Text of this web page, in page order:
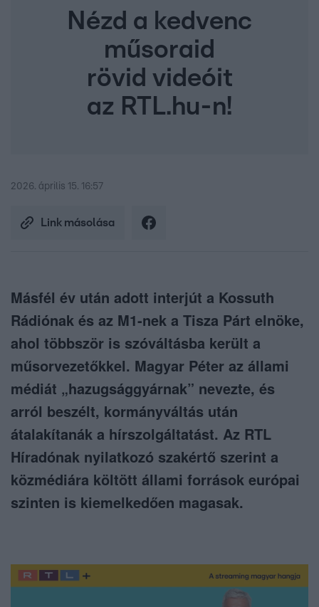
Nézd a kedvenc
műsoraid
rövid videóit
az RTL.hu-n!
2026. április 15. 16:57
Link másolása
Másfél év után adott interjút a Kossuth
Rádiónak és az M1-nek a Tisza Párt elnöke,
ahol többször is szóváltásba került a
műsorvezetőkkel. Magyar Péter az állami
médiát „hazugsággyárnak” nevezte, és
arról beszélt, kormányváltás után
átalakítanák a hírszolgáltatást. Az RTL
Híradónak nyilatkozó szakértő szerint a
közmédiára költött állami források európai
szinten is kiemelkedően magasak.